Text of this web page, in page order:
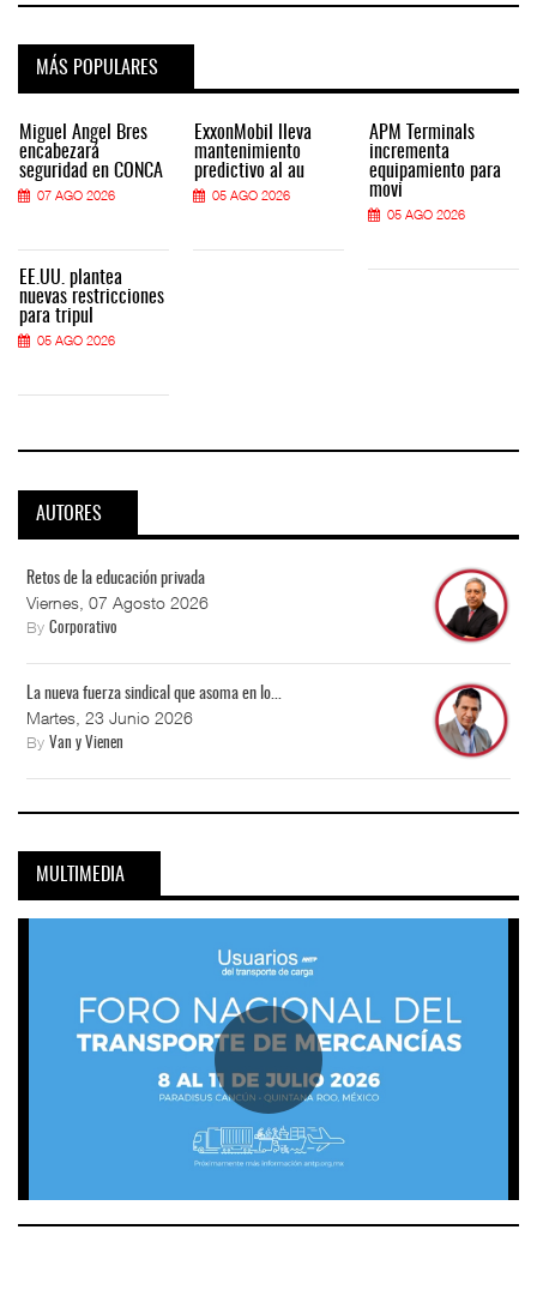
MÁS POPULARES
Miguel Ángel Bres
encabezará
seguridad en CONCA
07 AGO 2026
EE.UU. plantea
nuevas restricciones
para tripul
05 AGO 2026
ExxonMobil lleva
mantenimiento
predictivo al au
05 AGO 2026
APM Terminals
incrementa
equipamiento para
movi
05 AGO 2026
AUTORES
Retos de la educación privada
Viernes, 07 Agosto 2026
By Corporativo
La nueva fuerza sindical que asoma en lo...
Martes, 23 Junio 2026
By Van y Vienen
MULTIMEDIA